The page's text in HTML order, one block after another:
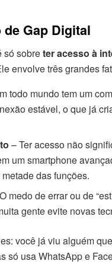
Gap Digital
só sobreter acesso à
envolve três grandes
todo mundo tem um
estável, o que já
– Ter acesso não
um smartphone
das funções.
medo de errar ou de
gente evite novas
você já viu alguém
só usa WhatsApp e